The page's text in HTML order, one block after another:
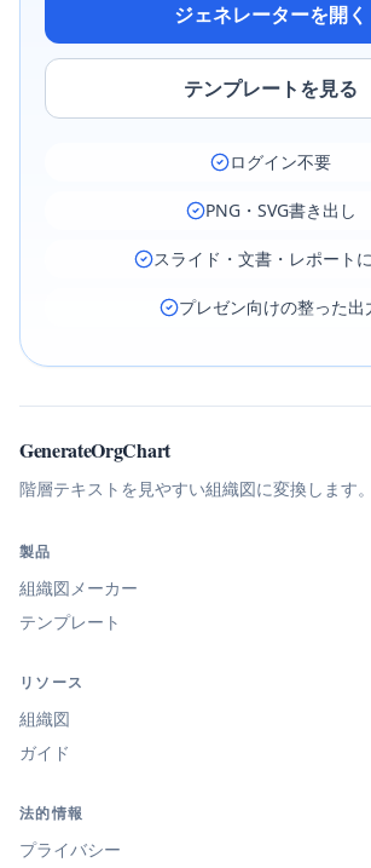
ジェネレーターを開く
テンプレートを見る
ログイン不要
PNG・SVG書き出し
スライド・文書・レポート
プレゼン向けの整った出
GenerateOrgChart
階層テキストを見やすい組織図に変換します。
製品
組織図メーカー
テンプレート
リソース
組織図
ガイド
法的情報
プライバシー